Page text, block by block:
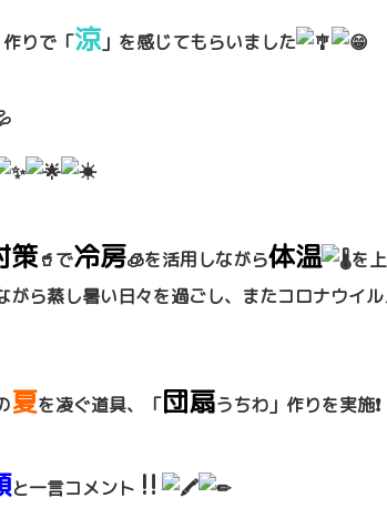
作りで「涼 」を感じてもらいました
策🥤で冷房🧊を活用しながら体温 を
がら蒸し暑い日々を過ごし、またコロナウイ
夏を凌ぐ道具、「団扇うちわ」作りを実施❗️
と一言コメント ‼